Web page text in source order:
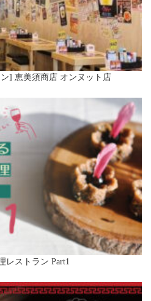
] 恵美須商店 オンヌット店
レストラン Part1